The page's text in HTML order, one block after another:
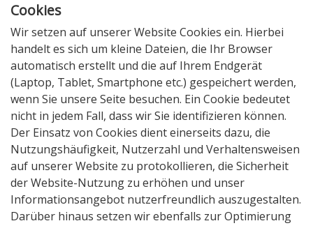
Cookies
Wir setzen auf unserer Website Cookies ein. Hierbei
handelt es sich um kleine Dateien, die Ihr Browser
automatisch erstellt und die auf Ihrem Endgerät
(Laptop, Tablet, Smartphone etc.) gespeichert werden,
wenn Sie unsere Seite besuchen. Ein Cookie bedeutet
nicht in jedem Fall, dass wir Sie identifizieren können.
Der Einsatz von Cookies dient einerseits dazu, die
Nutzungshäufigkeit, Nutzerzahl und Verhaltensweisen
auf unserer Website zu protokollieren, die Sicherheit
der Website-Nutzung zu erhöhen und unser
Informationsangebot nutzerfreundlich auszugestalten.
Darüber hinaus setzen wir ebenfalls zur Optimierung